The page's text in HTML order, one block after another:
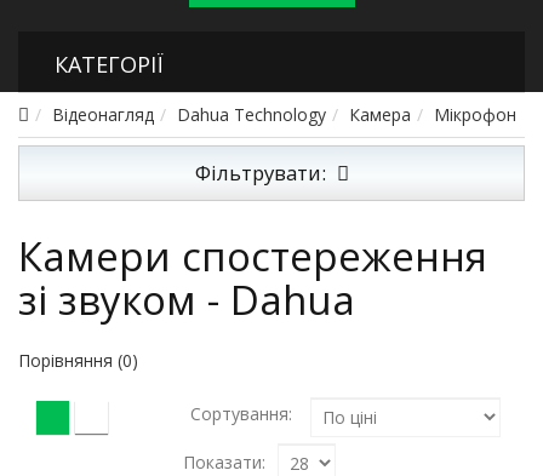
КАТЕГОРІЇ
Відеонагляд Dahua Technology Камера Мікрофон
Фільтрувати:
Камери спостереження
зі звуком - Dahua
Порівняння (0)
Сортування:
Показати: